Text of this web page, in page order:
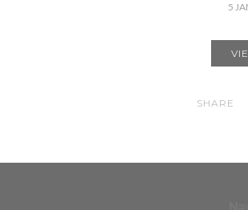
5
SHARE